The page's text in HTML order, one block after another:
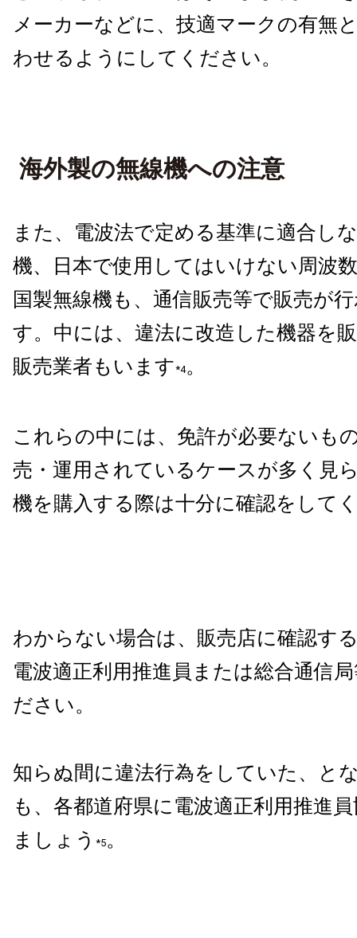
メーカーなどに、技適マークの有無
わせるようにしてください。
海外製の無線機への注意
また、電波法で定める基準に適合し
機、日本で使用してはいけない周波
国製無線機も、通信販売等で販売が
す。中には、違法に改造した機器を
販売業者もいます*4。
これらの中には、免許が必要ないも
売・運用されているケースが多く見
機を購入する際は十分に確認をして
わからない場合は、販売店に確認す
電波適正利用推進員または総合通信
ださい。
知らぬ間に違法行為をしていた、と
も、各都道府県に電波適正利用推進
ましょう *5。